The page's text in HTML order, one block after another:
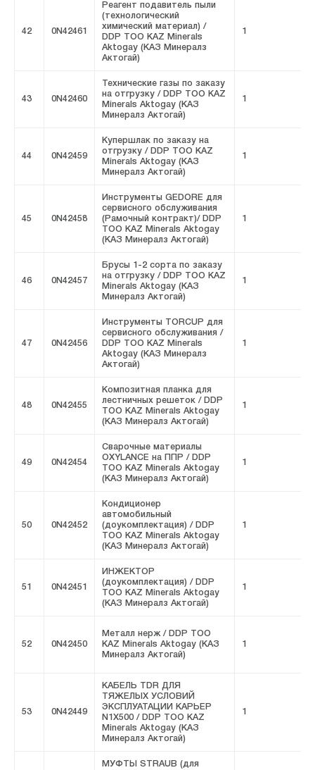
42 0N42461
Реагент подавитель пыли
(технологический
химический материал) /
DDP ТОО KAZ Minerals
Aktogay (КАЗ Минералз
Актогай)
1
43 0N42460
Технические газы по заказу
на отгрузку / DDP ТОО KAZ
Minerals Aktogay (КАЗ
Минералз Актогай)
1
44 0N42459
Купершлак по заказу на
отгрузку / DDP ТОО KAZ
Minerals Aktogay (КАЗ
Минералз Актогай)
1
45 0N42458
Инструменты GEDORE для
сервисного обслуживания
(Рамочный контракт)/ DDP
ТОО KAZ Minerals Aktogay
(КАЗ Минералз Актогай)
1
46 0N42457
Брусы 1-2 сорта по заказу
на отгрузку / DDP ТОО KAZ
Minerals Aktogay (КАЗ
Минералз Актогай)
1
47 0N42456
Инструменты TORCUP для
сервисного обслуживания /
DDP ТОО KAZ Minerals
Aktogay (КАЗ Минералз
Актогай)
1
48 0N42455
Композитная планка для
лестничных решеток / DDP
ТОО KAZ Minerals Aktogay
(КАЗ Минералз Актогай)
1
49 0N42454
Сварочные материалы
OXYLANCE на ППР / DDP
ТОО KAZ Minerals Aktogay
(КАЗ Минералз Актогай)
1
50 0N42452
Кондиционер
автомобильный
(доукомплектация) / DDP
ТОО KAZ Minerals Aktogay
(КАЗ Минералз Актогай)
1
51 0N42451
ИНЖЕКТОР
(доукомплектация) / DDP
ТОО KAZ Minerals Aktogay
(КАЗ Минералз Актогай)
1
52 0N42450
Металл нерж / DDP ТОО
KAZ Minerals Aktogay (КАЗ
Минералз Актогай)
1
53 0N42449
КАБЕЛЬ TDR ДЛЯ
ТЯЖЕЛЫХ УСЛОВИЙ
ЭКСПЛУАТАЦИИ КАРЬЕР
N1X500 / DDP ТОО KAZ
Minerals Aktogay (КАЗ
Минералз Актогай)
1
МУФТЫ STRAUB (для